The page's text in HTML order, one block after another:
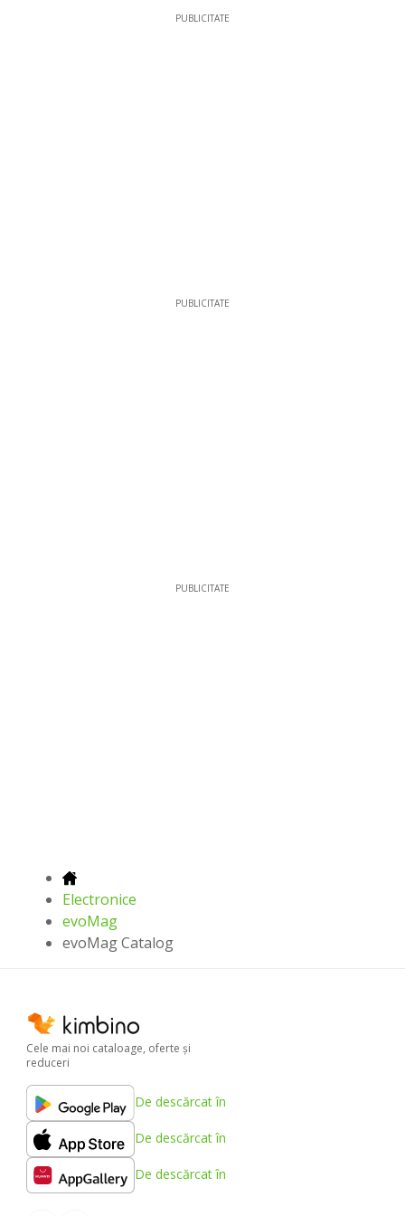
PUBLICITATE
PUBLICITATE
PUBLICITATE
Electronice
evoMag
evoMag Catalog
Cele mai noi cataloage, oferte şi
reduceri
De descărcat în
De descărcat în
De descărcat în